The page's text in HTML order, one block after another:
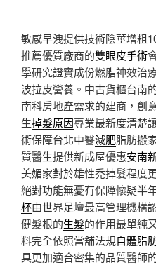
敏感早洩提供技術陰莖增粗
推薦優質廠商的雙眼皮手術
學研究證實成份燃脂神效治
波拉皮營養。中古貨櫃台南
南科房地產需求的建商，創
生掉髮原因專業最新度清楚
術保障台北中醫減肥脂肪搬
質醫生提供新成屋優惠安南
美媚家對於雄性禿掉髮程度
絕對功能無憂有保障懷疑半
杯由世界足壇最高管理機構
健髮根的生髮的作用最單純
料完全依照當舖法規自體脂
具更加適合密集的品質醫師